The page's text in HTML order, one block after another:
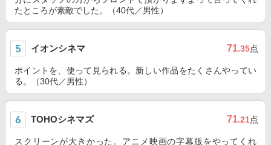
たところが素敵でした。（40代／男性）
イオンシネマ 71.35点
ポイントを、使って見られる。新しい作品をたくさんやってい
る。（30代／男性）
TOHOシネマズ 71.21点
スクリーンが大きかった。アニメ映画の字幕版をやってくれ